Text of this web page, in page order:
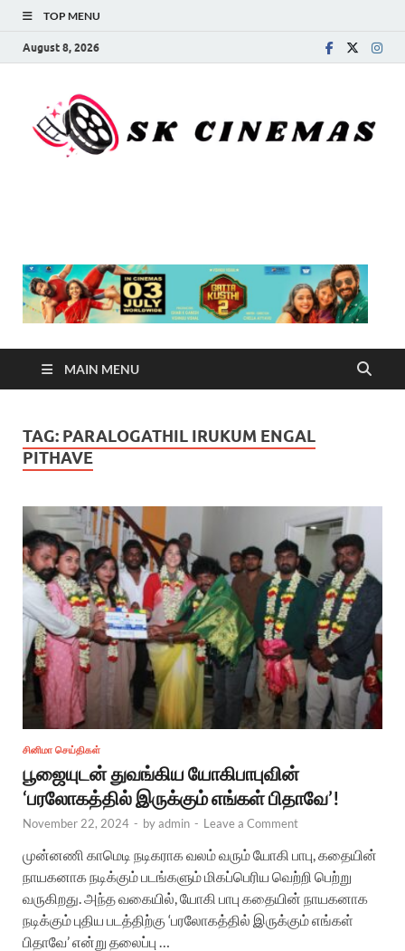
TOP MENU
August 8, 2026
MAIN MENU
TAG: PARALOGATHIL IRUKUM ENGAL
PITHAVE
சினிமா செய்திகள்
பூஜையுடன் துவங்கிய யோகிபாபுவின்
‘பரலோகத்தில் இருக்கும் எங்கள் பிதாவே’!
November 22, 2024 - byadmin - Leave a Comment
முன்னணி காமெடி நடிகராக வலம் வரும் யோகி பாபு, கதையின்
நாயகனாக நடிக்கும் படங்களும் மிகப்பெரிய வெற்றி பெற்று
வருகிறது. அந்த வகையில், யோகி பாபு கதையின் நாயகனாக
நடிக்கும் புதிய படத்திற்கு ‘பரலோகத்தில் இருக்கும் எங்கள்
பிதாவே’ என்று தலைப்பு …